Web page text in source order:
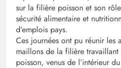
sur la filière poisson et son
sécurité alimentaire et
d’emplois pays.
Ces journées ont pu réunir les
maillons de la filière
poisson, venus de l’intérieur